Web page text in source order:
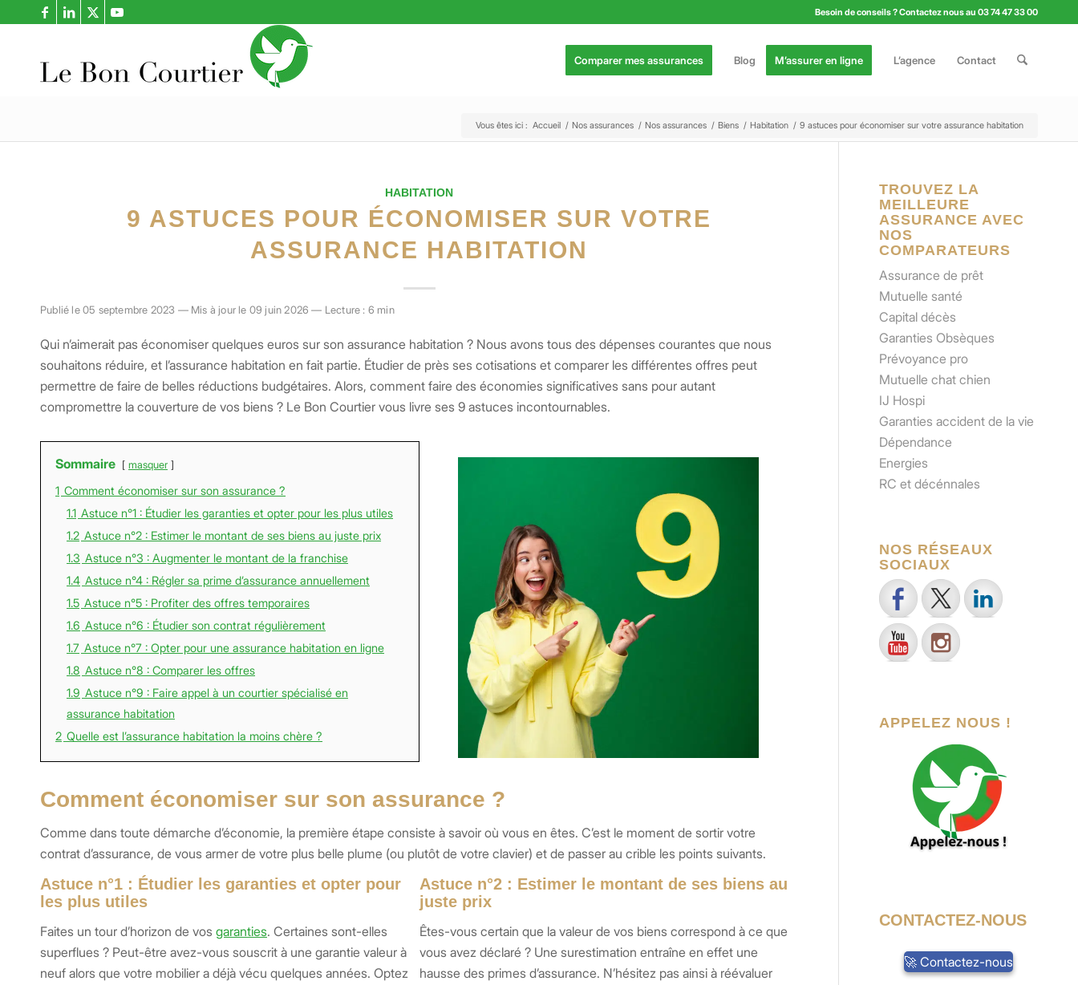
Besoin de conseils ? Contactez nous au 03 74 47 33 00
Comparer mes assurances Blog M’assurer en ligne L’agence Contact
Vous êtes ici : Accueil / Nos assurances / Nos assurances / Biens / Habitation / 9 astuces pour économiser sur votre assurance habitation
HABITATION
9 ASTUCES POUR ÉCONOMISER SUR VOTRE
ASSURANCE HABITATION
Publié le 05 septembre 2023 — Mis à jour le 09 juin 2026 — Lecture : 6 min
Qui n’aimerait pas économiser quelques euros sur son assurance habitation ? Nous avons tous des dépenses courantes que nous
souhaitons réduire, et l’assurance habitation en fait partie. Étudier de près ses cotisations et comparer les différentes offres peut
permettre de faire de belles réductions budgétaires. Alors, comment faire des économies significatives sans pour autant
compromettre la couverture de vos biens ? Le Bon Courtier vous livre ses 9 astuces incontournables.
Sommaire masquer
1 Comment économiser sur son assurance ?
1.1 Astuce n°1 : Étudier les garanties et opter pour les plus utiles
1.2 Astuce n°2 : Estimer le montant de ses biens au juste prix
1.3 Astuce n°3 : Augmenter le montant de la franchise
1.4 Astuce n°4 : Régler sa prime d’assurance annuellement
1.5 Astuce n°5 : Profiter des offres temporaires
1.6 Astuce n°6 : Étudier son contrat régulièrement
1.7 Astuce n°7 : Opter pour une assurance habitation en ligne
1.8 Astuce n°8 : Comparer les offres
1.9 Astuce n°9 : Faire appel à un courtier spécialisé en
assurance habitation
2 Quelle est l’assurance habitation la moins chère ?
Comment économiser sur son assurance ?
Comme dans toute démarche d’économie, la première étape consiste à savoir où vous en êtes. C’est le moment de sortir votre
contrat d’assurance, de vous armer de votre plus belle plume (ou plutôt de votre clavier) et de passer au crible les points suivants.
Astuce n°1 : Étudier les garanties et opter pour
les plus utiles
Faites un tour d’horizon de vos garanties. Certaines sont-elles
superflues ? Peut-être avez-vous souscrit à une garantie valeur à
neuf alors que votre mobilier a déjà vécu quelques années. Optez
Astuce n°2 : Estimer le montant de ses biens au
juste prix
Êtes-vous certain que la valeur de vos biens correspond à ce que
vous avez déclaré ? Une surestimation entraîne en effet une
hausse des primes d’assurance. N’hésitez pas ainsi à réévaluer
TROUVEZ LA
MEILLEURE
ASSURANCE AVEC
NOS
COMPARATEURS
Assurance de prêt
Mutuelle santé
Capital décès
Garanties Obsèques
Prévoyance pro
Mutuelle chat chien
IJ Hospi
Garanties accident de la vie
Dépendance
Energies
RC et décénnales
NOS RÉSEAUX
SOCIAUX
APPELEZ NOUS !
CONTACTEZ-NOUS
🚀 Contactez-nous